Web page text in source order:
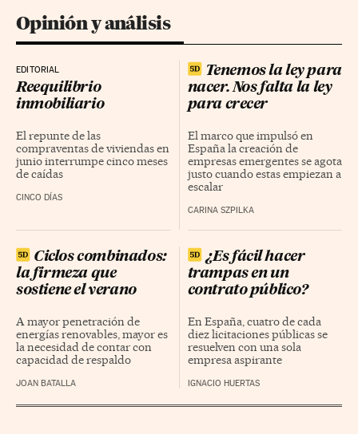
Opinión y análisis
EDITORIAL
Reequilibrio
inmobiliario
CINCO DÍAS
El repunte de las
compraventas de viviendas en
junio interrumpe cinco meses
de caídas
Tenemos la ley para
nacer. Nos falta la ley
para crecer
CARINA SZPILKA
El marco que impulsó en
España la creación de
empresas emergentes se agota
justo cuando estas empiezan a
escalar
Ciclos combinados:
la firmeza que
sostiene el verano
JOAN BATALLA
A mayor penetración de
energías renovables, mayor es
la necesidad de contar con
capacidad de respaldo
¿Es fácil hacer
trampas en un
contrato público?
IGNACIO HUERTAS
En España, cuatro de cada
diez licitaciones públicas se
resuelven con una sola
empresa aspirante